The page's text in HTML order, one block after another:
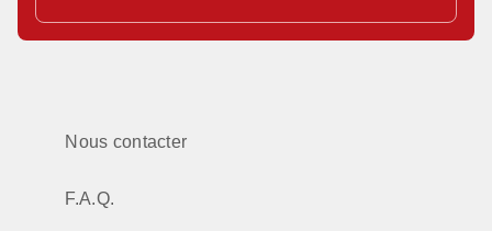
Nous contacter
F.A.Q.